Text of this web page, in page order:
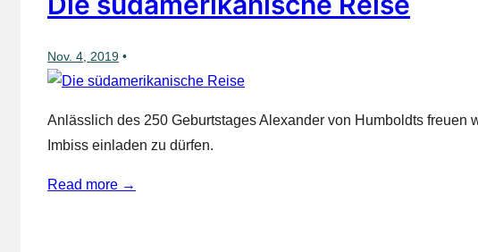
Nov. 4, 2019
Anlässlich des 250 Geburtstages Alexander von Humboldts
Imbiss einladen zu dürfen.
Read more →